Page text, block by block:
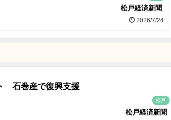
松戸経済新聞
2026/7/24
石巻産で復興支援
松戸
松戸経済新聞